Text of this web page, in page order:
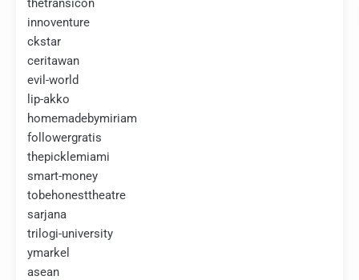
thetransicon
innoventure
ckstar
ceritawan
evil-world
lip-akko
homemadebymiriam
followergratis
thepicklemiami
smart-money
tobehonesttheatre
sarjana
trilogi-university
ymarkel
asean